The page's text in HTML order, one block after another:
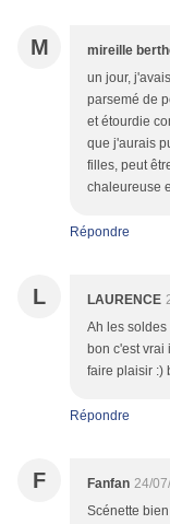
M mireille
un jour,
parsemé de
et étourdie
que j'aurais
filles, peut
chaleureuse
Répondre
L LAURENCE
Ah les
bon c'est vrai
faire plaisir :)
Répondre
F Fanfan 24/
Scénette